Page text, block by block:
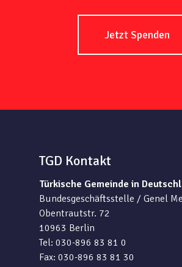
Jetzt Spenden
TGD Kontakt
Türkische Gemeinde in
Bundesgeschäftsstelle / Genel
Obentrautstr. 72
10963 Berlin
Tel: 030-896 83 81 0
Fax: 030-896 83 81 30